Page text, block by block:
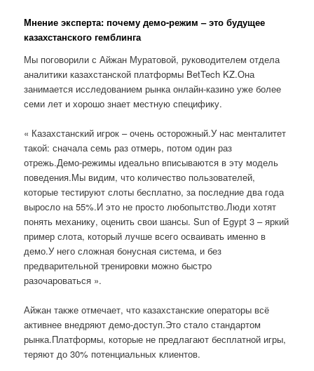
Мнение эксперта: почему демо-режим – это будущее
казахстанского гемблинга
Мы поговорили с Айжан Муратовой, руководителем отдела
аналитики казахстанской платформы BetTech KZ.Она
занимается исследованием рынка онлайн-казино уже более
семи лет и хорошо знает местную специфику.
« Казахстанский игрок – очень осторожный.У нас менталитет
такой: сначала семь раз отмерь, потом один раз
отрежь.Демо-режимы идеально вписываются в эту модель
поведения.Мы видим, что количество пользователей,
которые тестируют слоты бесплатно, за последние два года
выросло на 55%.И это не просто любопытство.Люди хотят
понять механику, оценить свои шансы. Sun of Egypt 3 – яркий
пример слота, который лучше всего осваивать именно в
демо.У него сложная бонусная система, и без
предварительной тренировки можно быстро
разочароваться ».
Айжан также отмечает, что казахстанские операторы всё
активнее внедряют демо-доступ.Это стало стандартом
рынка.Платформы, которые не предлагают бесплатной игры,
теряют до 30% потенциальных клиентов.